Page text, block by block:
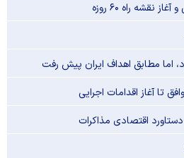
نقشه راه ۶۰ روزه
اما مطابق اهداف ایران پیش رفت
تا آغاز اقدامات اجرایی
اقتصادی مذاکرات